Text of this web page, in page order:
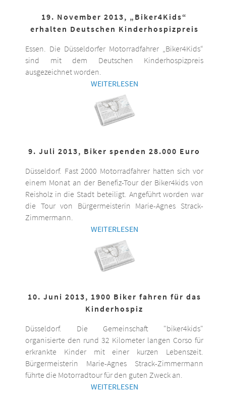
19. November 2013, „Biker4Kids“
erhalten Deutschen Kinderhospizpreis
Essen. Die Düsseldorfer Motorradfahrer „Biker4Kids“
sind mit dem Deutschen Kinderhospizpreis
ausgezeichnet worden.
WEITERLESEN
9. Juli 2013, Biker spenden 28.000 Euro
Düsseldorf. Fast 2000 Motorradfahrer hatten sich vor
einem Monat an der Benefiz-Tour der Biker4kids von
Reisholz in die Stadt beteiligt. Angeführt worden war
die Tour von Bürgermeisterin Marie-Agnes Strack-
Zimmermann.
WEITERLESEN
10. Juni 2013, 1900 Biker fahren für das
Kinderhospiz
Düsseldorf. Die Gemeinschaft "biker4kids"
organisierte den rund 32 Kilometer langen Corso für
erkrankte Kinder mit einer kurzen Lebenszeit.
Bürgermeisterin Marie-Agnes Strack-Zimmermann
führte die Motorradtour für den guten Zweck an.
WEITERLESEN